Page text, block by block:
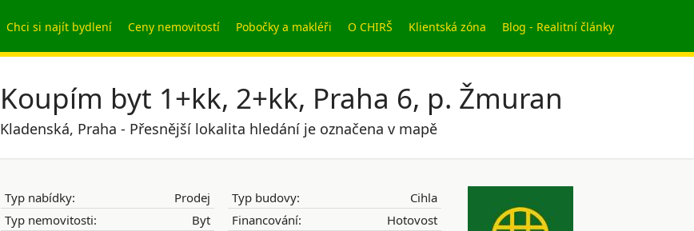
Chci si najít bydlení Ceny nemovitostí Pobočky a makléři O CHIRŠ Klientská zóna Blog - Realitní články
Koupím byt 1+kk, 2+kk, Praha 6, p. Žmuran
Kladenská, Praha - Přesnější lokalita hledání je označena v mapě
Typ nabídky:
Prodej
Typ nemovitosti:
Byt
Typ budovy:
Cihla
Financování:
Hotovost